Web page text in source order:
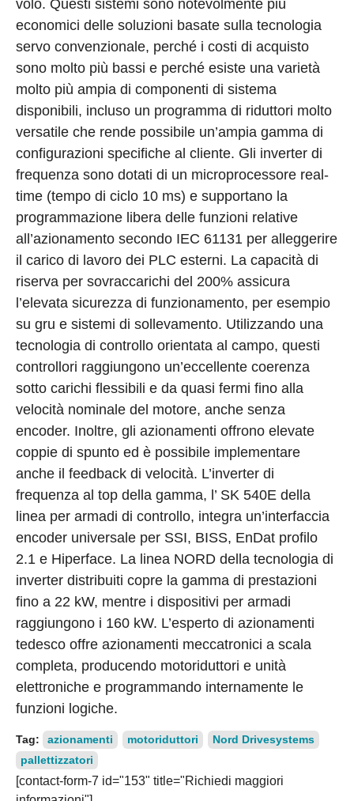
volo. Questi sistemi sono notevolmente più
economici delle soluzioni basate sulla tecnologia
servo convenzionale, perché i costi di acquisto
sono molto più bassi e perché esiste una varietà
molto più ampia di componenti di sistema
disponibili, incluso un programma di riduttori molto
versatile che rende possibile un’ampia gamma di
configurazioni specifiche al cliente. Gli inverter di
frequenza sono dotati di un microprocessore real-
time (tempo di ciclo 10 ms) e supportano la
programmazione libera delle funzioni relative
all’azionamento secondo IEC 61131 per alleggerire
il carico di lavoro dei PLC esterni. La capacità di
riserva per sovraccarichi del 200% assicura
l’elevata sicurezza di funzionamento, per esempio
su gru e sistemi di sollevamento. Utilizzando una
tecnologia di controllo orientata al campo, questi
controllori raggiungono un’eccellente coerenza
sotto carichi flessibili e da quasi fermi fino alla
velocità nominale del motore, anche senza
encoder. Inoltre, gli azionamenti offrono elevate
coppie di spunto ed è possibile implementare
anche il feedback di velocità. L’inverter di
frequenza al top della gamma, l’ SK 540E della
linea per armadi di controllo, integra un’interfaccia
encoder universale per SSI, BISS, EnDat profilo
2.1 e Hiperface. La linea NORD della tecnologia di
inverter distribuiti copre la gamma di prestazioni
fino a 22 kW, mentre i dispositivi per armadi
raggiungono i 160 kW. L’esperto di azionamenti
tedesco offre azionamenti meccatronici a scala
completa, producendo motoriduttori e unità
elettroniche e programmando internamente le
funzioni logiche.
Tag: azionamenti motoriduttori
Nord Drivesystems
pallettizzatori
[contact-form-7 id="153" title="Richiedi maggiori